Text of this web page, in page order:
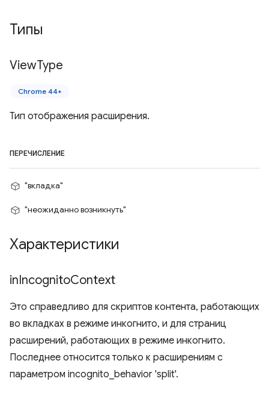
Типы
ViewType
Chrome 44+
Тип отображения расширения.
ПЕРЕЧИСЛЕНИЕ
"вкладка"
"неожиданно возникнуть"
Характеристики
inIncognitoContext
Это справедливо для скриптов контента, работающих
во вкладках в режиме инкогнито, и для страниц
расширений, работающих в режиме инкогнито.
Последнее относится только к расширениям с
параметром incognito_behavior 'split'.